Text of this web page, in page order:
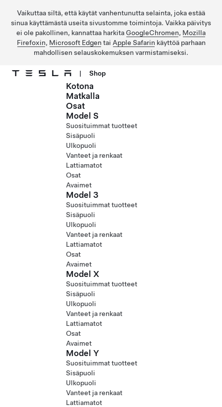
Vaikuttaa siltä, että käytät vanhentunutta selainta, joka estää
sinua käyttämästä useita sivustomme toimintoja. Vaikka päivitys
ei ole pakollinen, kannattaa harkita GoogleChromen, Mozilla
Firefoxin, Microsoft Edgen tai Apple Safarin käyttöä parhaan
mahdollisen selauskokemuksen varmistamiseksi.
| Shop
Kotona
Matkalla
Osat
Model S
Suosituimmat tuotteet
Sisäpuoli
Ulkopuoli
Vanteet ja renkaat
Lattiamatot
Osat
Avaimet
Model 3
Suosituimmat tuotteet
Sisäpuoli
Ulkopuoli
Vanteet ja renkaat
Lattiamatot
Osat
Avaimet
Model X
Suosituimmat tuotteet
Sisäpuoli
Ulkopuoli
Vanteet ja renkaat
Lattiamatot
Osat
Avaimet
Model Y
Suosituimmat tuotteet
Sisäpuoli
Ulkopuoli
Vanteet ja renkaat
Lattiamatot